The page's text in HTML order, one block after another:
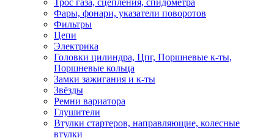
Фары, фонари, указатели поворотов
Фильтры
Цепи
Электрика
Головки цилиндра, Цпг, Поршневые к-ты,
Поршневые кольца
Замки зажигания и к-ты
Звёзды
Ремни вариатора
Глушители
Втулки стартеров, направляющие, колесные
втулки